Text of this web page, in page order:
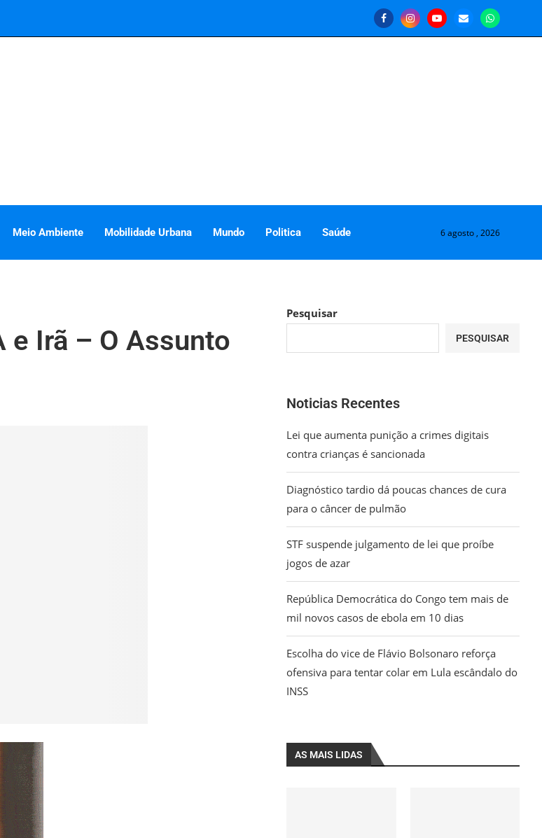
Meio Ambiente Mobilidade Urbana Mundo Politica Saúde 6 agosto , 2026
e Irã – O Assunto
Pesquisar
PESQUISAR
Noticias Recentes
Lei que aumenta punição a crimes digitais
contra crianças é sancionada
Diagnóstico tardio dá poucas chances de cura
para o câncer de pulmão
STF suspende julgamento de lei que proíbe
jogos de azar
República Democrática do Congo tem mais de
mil novos casos de ebola em 10 dias
Escolha do vice de Flávio Bolsonaro reforça
ofensiva para tentar colar em Lula escândalo do
INSS
AS MAIS LIDAS